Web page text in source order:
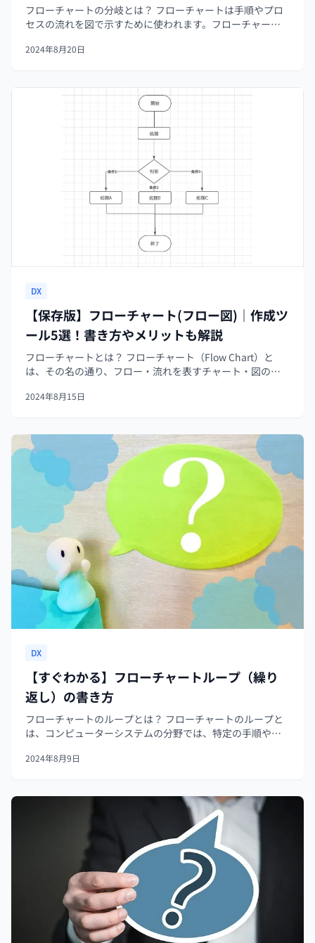
フローチャートの分岐とは？ フローチャートは手順やプロ
セスの流れを図で示すために使われます。フローチャート
の異なる方向に分かれるポイント（点）のことを指しま
2024年8月20日
DX
【保存版】フローチャート(フロー図)｜作成ツ
ール5選！書き方やメリットも解説
フローチャートとは？ フローチャート（Flow Chart）と
は、その名の通り、フロー・流れを表すチャート・図のこ
み合わせで手順、流れやシステムの設計をわかりやすく説
2024年8月15日
DX
【すぐわかる】フローチャートループ（繰り
返し）の書き方
フローチャートのループとは？ フローチャートのループと
は、コンピューターシステムの分野では、特定の手順や処
ャート内で特定の条件が満たされている間、または指定さ
2024年8月9日